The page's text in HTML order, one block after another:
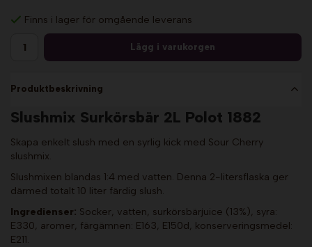
Finns i lager för omgående leverans
Lägg i varukorgen
Produktbeskrivning
Slushmix Surkörsbär 2L Polot 1882
Skapa enkelt slush med en syrlig kick med Sour Cherry
slushmix.
Slushmixen blandas 1:4 med vatten. Denna 2-litersflaska ger
därmed totalt 10 liter färdig slush.
Ingredienser: Socker, vatten, surkörsbärjuice (13%), syra:
E330, aromer, färgämnen: E163, E150d, konserveringsmedel:
E211.